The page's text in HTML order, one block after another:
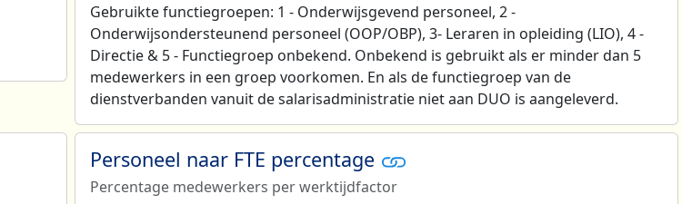
Gebruikte functiegroepen: 1 - Onderwijsgevend personeel, 2 -
Onderwijsondersteunend personeel (OOP/OBP), 3- Leraren in opleiding (LIO), 4 -
Directie & 5 - Functiegroep onbekend. Onbekend is gebruikt als er minder dan 5
medewerkers in een groep voorkomen. En als de functiegroep van de
dienstverbanden vanuit de salarisadministratie niet aan DUO is aangeleverd.
Personeel naar FTE percentage
Percentage medewerkers per werktijdfactor